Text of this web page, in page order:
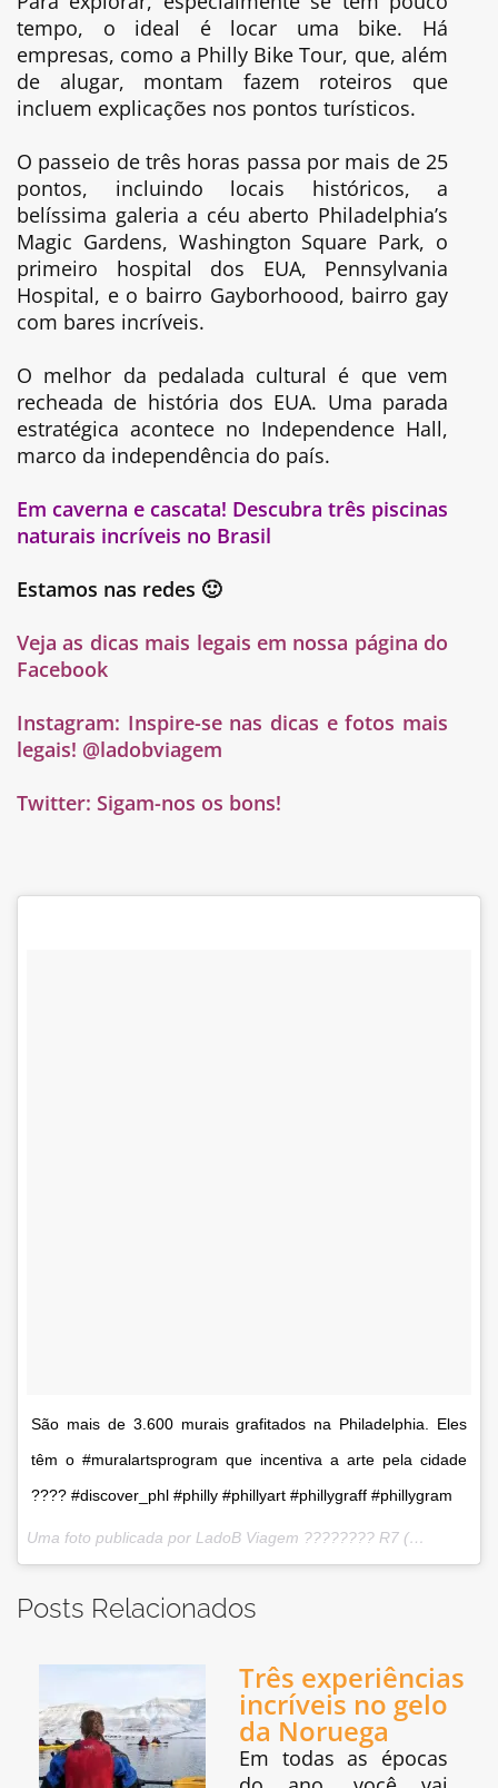
tempo, o ideal é locar uma bike. Há
empresas, como a Philly Bike Tour, que, além
de alugar, montam fazem roteiros que
incluem explicações nos pontos turísticos.
O passeio de três horas passa por mais de 25
pontos, incluindo locais históricos, a
belíssima galeria a céu aberto Philadelphia’s
Magic Gardens, Washington Square Park, o
primeiro hospital dos EUA, Pennsylvania
Hospital, e o bairro Gayborhoood, bairro gay
com bares incríveis.
O melhor da pedalada cultural é que vem
recheada de história dos EUA. Uma parada
estratégica acontece no Independence Hall,
marco da independência do país.
Em caverna e cascata! Descubra três piscinas
naturais incríveis no Brasil
Estamos nas redes 🙂
Veja as dicas mais legais em nossa página do
Facebook
Instagram: Inspire-se nas dicas e fotos mais
legais! @ladobviagem
Twitter: Sigam-nos os bons!
São mais de 3.600 murais grafitados na Philadelphia. Eles
têm o #muralartsprogram que incentiva a arte pela cidade
???? #discover_phl #philly #phillyart #phillygraff #phillygram
Uma foto publicada por LadoB Viagem ???????? R7 (@ladobviagem) em
Posts Relacionados
Três experiências
incríveis no gelo
da Noruega
Em todas as épocas